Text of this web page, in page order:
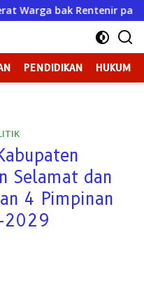
padahal Izin Sudah
PENDIDIKAN HUKUM
Selamat dan
4 Pimpinan
2029